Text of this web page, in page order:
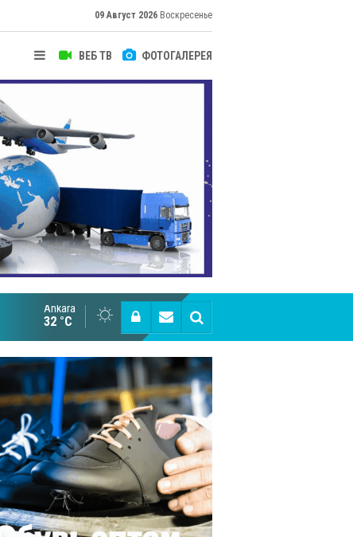
09 Август 2026 Воскресенье
ВЕБ ТВ ФОТОГАЛЕРЕЯ
Cottonhill покоряет мировые рынки
Ankara
32 °C